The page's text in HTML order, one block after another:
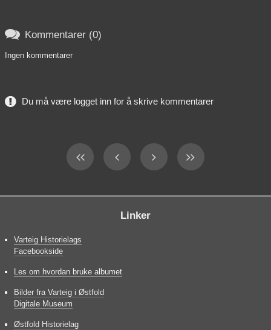
 Kommentarer (0)
Ingen kommentarer
Du må være logget inn for å skrive kommentarer
Linker
Varteig Historielags
Facebookside
Les om hvordan bruke albumet
Bilder fra Varteig i Østfold
Digitale Museum
Østfold Historielag